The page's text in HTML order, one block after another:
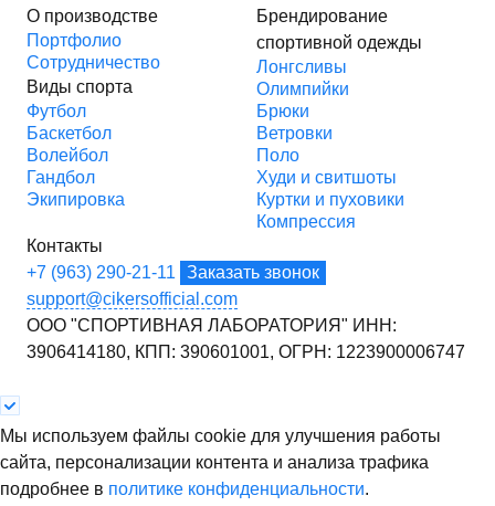
О производстве
Портфолио
Сотрудничество
Виды спорта
Футбол
Баскетбол
Волейбол
Гандбол
Экипировка
Брендирование
спортивной одежды
Лонгсливы
Олимпийки
Брюки
Ветровки
Поло
Худи и свитшоты
Куртки и пуховики
Компрессия
Контакты
+7 (963) 290-21-11
Заказать звонок
support@cikersofficial.com
ООО "СПОРТИВНАЯ ЛАБОРАТОРИЯ" ИНН:
3906414180, КПП: 390601001, ОГРН: 1223900006747
Мы используем файлы cookie для улучшения работы
сайта, персонализации контента и анализа трафика
подробнее в политике конфиденциальности.